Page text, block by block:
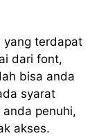
yang terdapat
dari font,
bisa anda
syarat
penuhi,
akses.